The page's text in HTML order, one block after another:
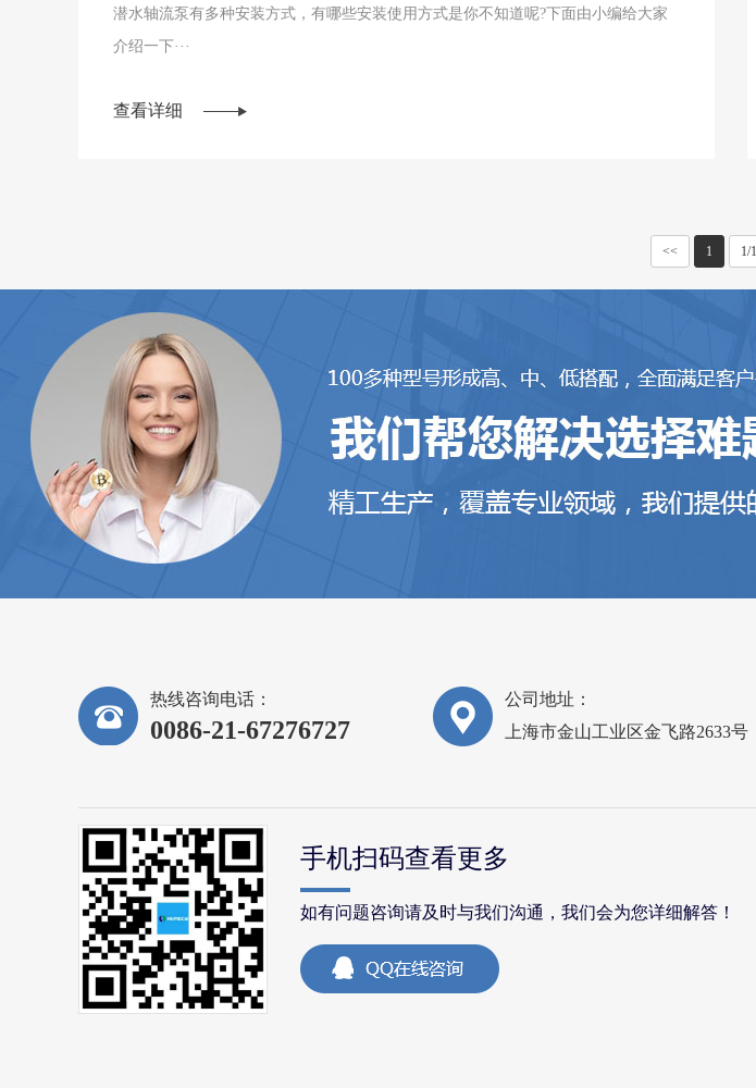
潜水轴流泵有多种安装方式，有哪些安装使用方式是你不知道呢?下面由小编给大家
介绍一下···
查看详细
<< 1 1/1
热线咨询电话：
0086-21-67276727
公司地址：
上海市金山工业区金飞路2633号
手机扫码查看更多
如有问题咨询请及时与我们沟通，我们会为您详细解答！